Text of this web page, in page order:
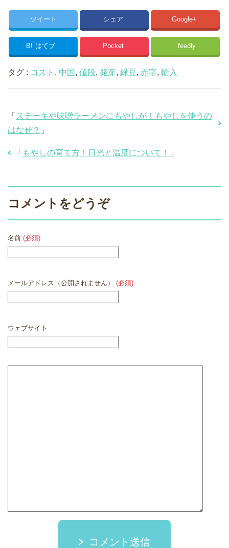
ツイート シェア Google+
B! はてブ Pocket feedly
タグ : コスト , 中国 , 値段, 発芽, 緑豆, 赤字, 輸入
「 ステーキや味噌ラーメンにもやしが！もやしを使うの
はなぜ？ 」
「 もやしの育て方！日光と温度について！ 」
コメントをどうぞ
名前 (必須)
メールアドレス（公開されません） (必須)
ウェブサイト
コメント送信